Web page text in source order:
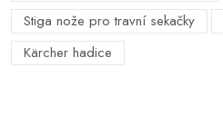
Stiga nože pro travní sekačky
Kärcher hadice